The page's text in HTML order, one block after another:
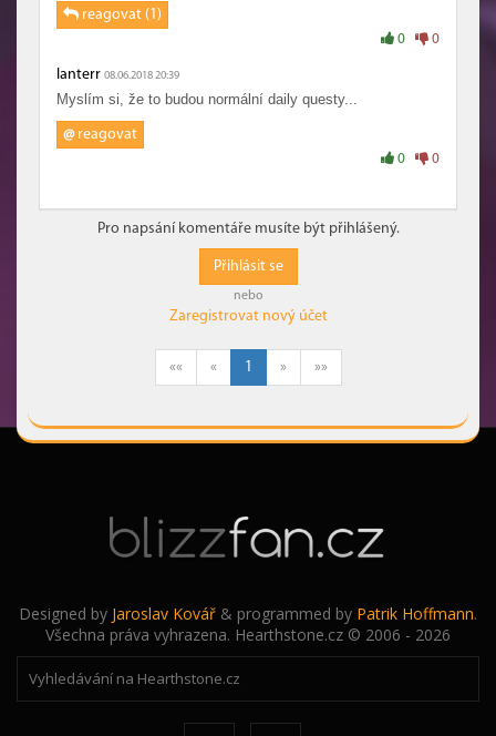
reagovat (1)
0 0
lanterr 08.06.2018 20:39
Myslím si, že to budou normální daily questy...
@reagovat
0 0
Pro napsání komentáře musíte být přihlášený.
Přihlásit se
nebo
Zaregistrovat nový účet
«« « 1 » »»
Designed by Jaroslav Kovář & programmed by Patrik Hoffmann.
Všechna práva vyhrazena. Hearthstone.cz © 2006 - 2026